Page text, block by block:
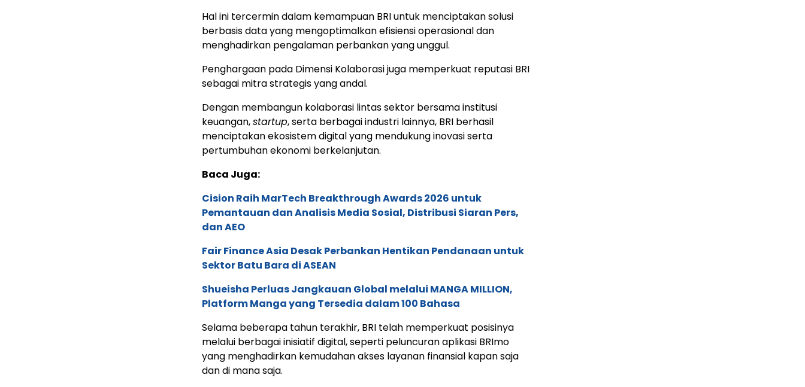
Hal ini tercermin dalam kemampuan BRI untuk menciptakan solusi
berbasis data yang mengoptimalkan efisiensi operasional dan
menghadirkan pengalaman perbankan yang unggul.
Penghargaan pada Dimensi Kolaborasi juga memperkuat reputasi BRI
sebagai mitra strategis yang andal.
Dengan membangun kolaborasi lintas sektor bersama institusi
keuangan,startup, serta berbagai industri lainnya, BRI berhasil
menciptakan ekosistem digital yang mendukung inovasi serta
pertumbuhan ekonomi berkelanjutan.
Baca Juga:
Cision Raih MarTech Breakthrough Awards 2026 untuk
Pemantauan dan Analisis Media Sosial, Distribusi Siaran Pers,
dan AEO
Fair Finance Asia Desak Perbankan Hentikan Pendanaan untuk
Sektor Batu Bara di ASEAN
Shueisha Perluas Jangkauan Global melalui MANGA MILLION,
Platform Manga yang Tersedia dalam 100 Bahasa
Selama beberapa tahun terakhir, BRI telah memperkuat posisinya
melalui berbagai inisiatif digital, seperti peluncuran aplikasi BRImo
yang menghadirkan kemudahan akses layanan finansial kapan saja
dan di mana saja.